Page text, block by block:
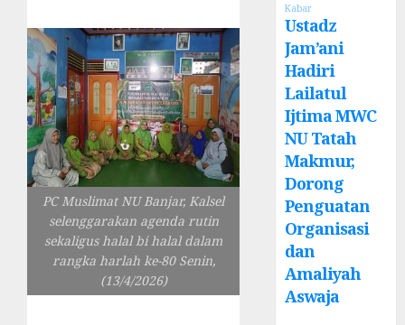
PC Muslimat NU Banjar, Kalsel
selenggarakan agenda rutin
sekaligus halal bi halal dalam
rangka harlah ke-80 Senin,
(13/4/2026)
Kabar
Ustadz
Jam’ani
Hadiri
Lailatul
Ijtima MWC
NU Tatah
Makmur,
Dorong
Penguatan
Organisasi
dan
Amaliyah
Aswaja